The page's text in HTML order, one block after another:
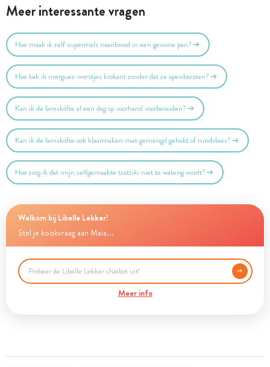
Meer interessante vragen
Hoe maak ik zelf supermals naanbrood in een gewone pan?
Hoe bak ik merguez-worstjes krokant zonder dat ze openbarsten?
Kan ik de lamsköfte al een dag op voorhand voorbereiden?
Kan ik de lamsköfte ook klaarmaken met gemengd gehakt of rundvlees?
Hoe zorg ik dat mijn zelfgemaakte tzatziki niet te waterig wordt?
Welkom bij Libelle Lekker!
Stel je kookvraag aan Maia...
Meer info